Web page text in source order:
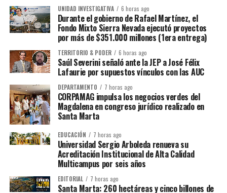
UNIDAD INVESTIGATIVA 6 horas ago
Durante el gobierno de Rafael Martínez, el
Fondo Mixto Sierra Nevada ejecutó proyectos
por más de $351.000 millones (1era entrega)
TERRITORIO & PODER 6 horas ago
Saúl Severini señaló ante la JEP a José Félix
Lafaurie por supuestos vínculos con las AUC
DEPARTAMENTO 7 horas ago
CORPAMAG impulsa los negocios verdes del
Magdalena en congreso jurídico realizado en
Santa Marta
EDUCACIÓN 7 horas ago
Universidad Sergio Arboleda renueva su
Acreditación Institucional de Alta Calidad
Multicampus por seis años
EDITORIAL 7 horas ago
Santa Marta: 260 hectáreas y cinco billones de